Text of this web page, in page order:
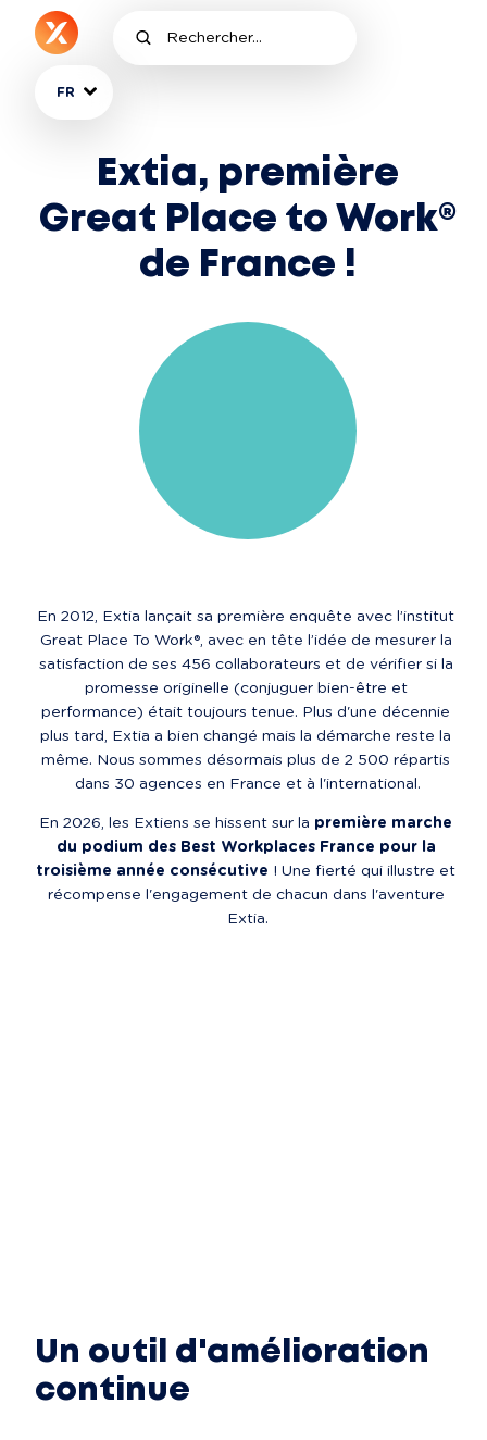
FR
Extia, première
Great Place to Work®
de France !
En 2012, Extia lançait sa première enquête avec l’institut
Great Place To Work®, avec en tête l’idée de mesurer la
satisfaction de ses 456 collaborateurs et de vérifier si la
promesse originelle (conjuguer bien-être et
performance) était toujours tenue. Plus d'une décennie
plus tard, Extia a bien changé mais la démarche reste la
même. Nous sommes désormais plus de 2 500 répartis
dans 30 agences en France et à l'international.
En 2026, les Extiens se hissent sur la première marche
du podium des Best Workplaces France pour la
troisième année consécutive ! Une fierté qui illustre et
récompense l'engagement de chacun dans l'aventure
Extia.
Un outil d'amélioration
continue